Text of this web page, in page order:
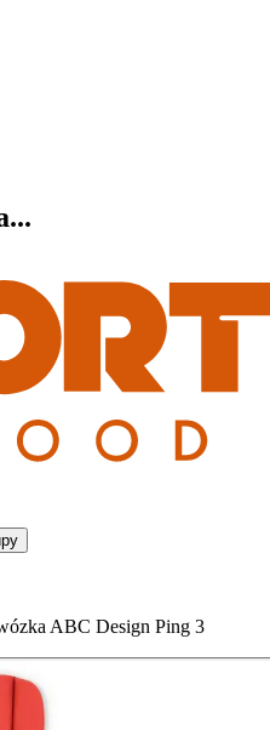
ABC Design Ping 3